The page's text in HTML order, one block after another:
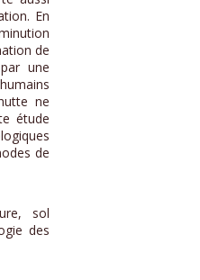
En
de
une
ne
étude
de
sol
des